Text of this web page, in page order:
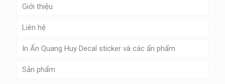
Giới thiệu
Liên hệ
In Ấn Quang Huy Decal sticker và các ấn phẩm
Sản phẩm